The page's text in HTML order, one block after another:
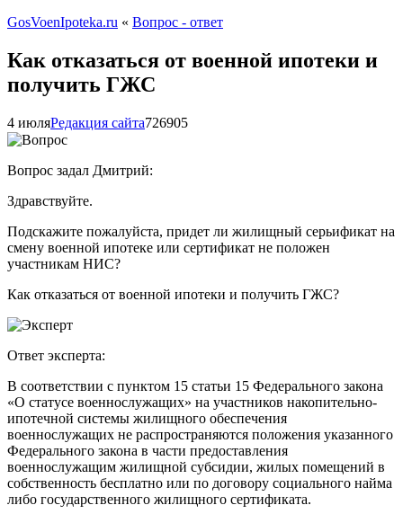
GosVoenIpoteka.ru « Вопрос - ответ
Как отказаться от военной ипотеки и
получить ГЖС
4 июляРедакция сайта726905
Вопрос задал Дмитрий:
Здравствуйте.
Подскажите пожалуйста, придет ли жилищный серьификат на
смену военной ипотеке или сертификат не положен
участникам НИС?
Как отказаться от военной ипотеки и получить ГЖС?
Ответ эксперта:
В соответствии с пунктом 15 статьи 15 Федерального закона
«О статусе военнослужащих» на участников накопительно-
ипотечной системы жилищного обеспечения
военнослужащих не распространяются положения указанного
Федерального закона в части предоставления
военнослужащим жилищной субсидии, жилых помещений в
собственность бесплатно или по договору социального найма
либо государственного жилищного сертификата.